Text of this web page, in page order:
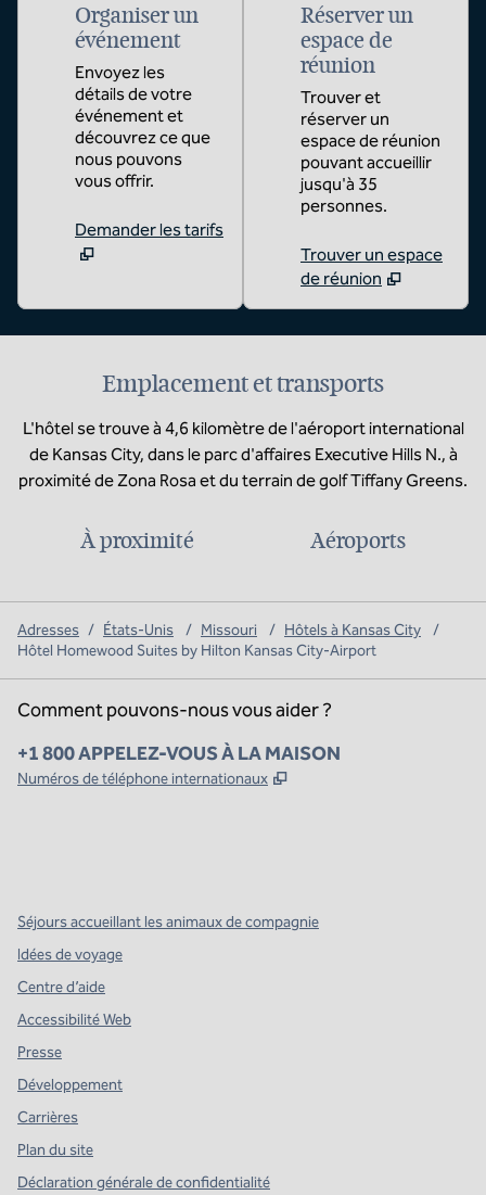
Organiser un
événement
Envoyez les
détails de votre
événement et
découvrez ce que
nous pouvons
vous offrir.
Demander les tarifs
Réserver un
espace de
réunion
Trouver et
réserver un
espace de réunion
pouvant accueillir
jusqu'à 35
personnes.
Trouver un espace
de réunion
Emplacement et transports
L'hôtel se trouve à 4,6 kilomètre de l'aéroport international
de Kansas City, dans le parc d'affaires Executive Hills N., à
proximité de Zona Rosa et du terrain de golf Tiffany Greens.
À proximité Aéroports
Adresses / États-Unis / Missouri / Hôtels à Kansas City
/
Hôtel Homewood Suites by Hilton Kansas City-Airport
Comment pouvons-nous vous aider ?
Téléphone :
+1 800 APPELEZ-VOUS À LA MAISON
Numéros de téléphone internationaux ,
Séjours accueillant les animaux de compagnie
Idées de voyage
Centre d’aide
Accessibilité Web
Presse
Développement
Carrières
Plan du site
Déclaration générale de confidentialité